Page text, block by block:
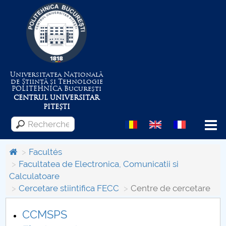
Universitatea Națională
de Știință și Tehnologie
POLITEHNICABucurești
CENTRUL UNIVERSITAR
PITEȘTI
Menu
Despre Universitate
Centrul de Management al Proiectelor
Facultés
Facultatea de Electronica, Comunicatii si
Calculatoare
Cercetare stiintifica FECC
Centre de cercetare
CCMSPS